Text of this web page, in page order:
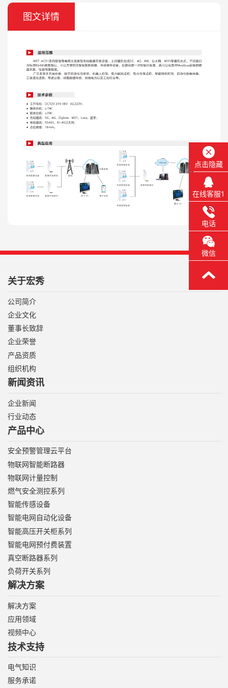
图文详情
关于宏秀
公司简介
企业文化
董事长致辞
企业荣誉
产品资质
组织机构
新闻资讯
企业新闻
行业动态
产品中心
安全预警管理云平台
物联网智能断路器
物联网计量控制
燃气安全测控系列
智能传感设备
智能电网自动化设备
智能高压开关柜系列
智能电网预付费装置
真空断路器系列
负荷开关系列
解决方案
解决方案
应用领域
视频中心
技术支持
电气知识
服务承诺
点击隐藏
在线客服1
电话
微信